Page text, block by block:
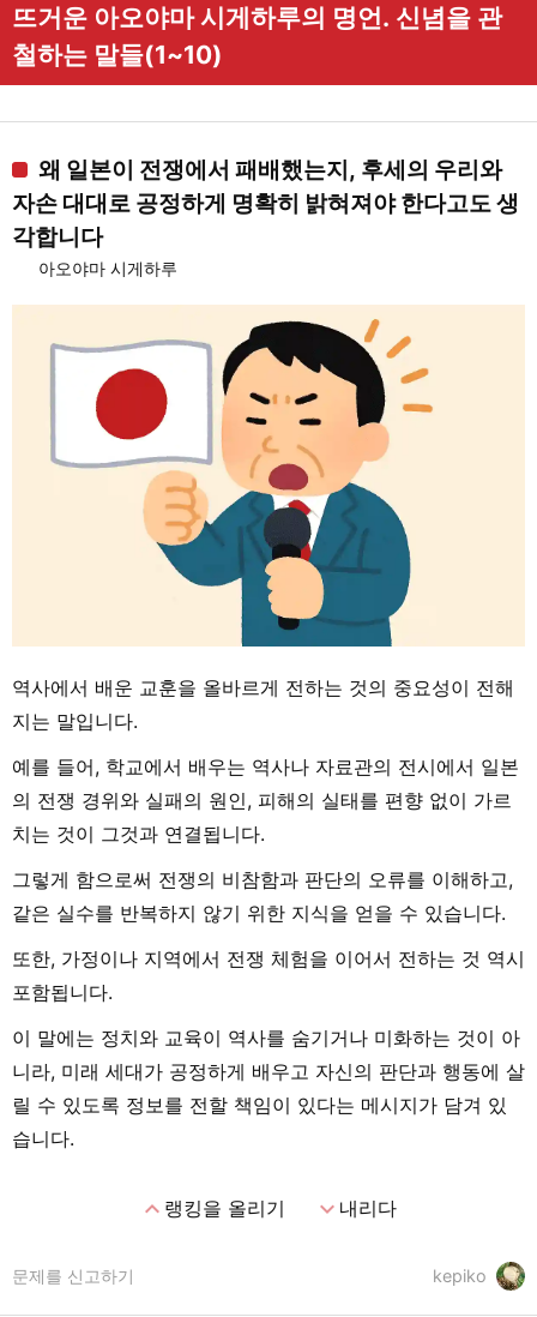
뜨거운 아오야마 시게하루의 명언. 신념을 관
철하는 말들(1~10)
왜 일본이 전쟁에서 패배했는지, 후세의 우리와
자손 대대로 공정하게 명확히 밝혀져야 한다고도 생
각합니다
아오야마 시게하루
역사에서 배운 교훈을 올바르게 전하는 것의 중요성이 전해
지는 말입니다.
예를 들어, 학교에서 배우는 역사나 자료관의 전시에서 일본
의 전쟁 경위와 실패의 원인, 피해의 실태를 편향 없이 가르
치는 것이 그것과 연결됩니다.
그렇게 함으로써 전쟁의 비참함과 판단의 오류를 이해하고,
같은 실수를 반복하지 않기 위한 지식을 얻을 수 있습니다.
또한, 가정이나 지역에서 전쟁 체험을 이어서 전하는 것 역시
포함됩니다.
이 말에는 정치와 교육이 역사를 숨기거나 미화하는 것이 아
니라, 미래 세대가 공정하게 배우고 자신의 판단과 행동에 살
릴 수 있도록 정보를 전할 책임이 있다는 메시지가 담겨 있
습니다.
expand_less랭킹을 올리기 expand_more내리다
kepiko
문제를 신고하기